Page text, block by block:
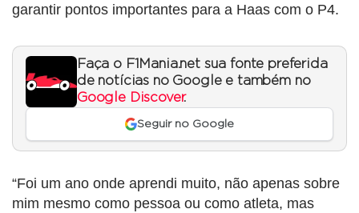
garantir pontos importantes para a Haas com o P4.
Faça o F1Mania.net sua fonte preferida
de notícias no Google e também no
Google Discover.
Seguir no Google
“Foi um ano onde aprendi muito, não apenas sobre
mim mesmo como pessoa ou como atleta, mas